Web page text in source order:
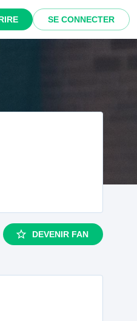
SE CONNECTER
DEVENIR FAN